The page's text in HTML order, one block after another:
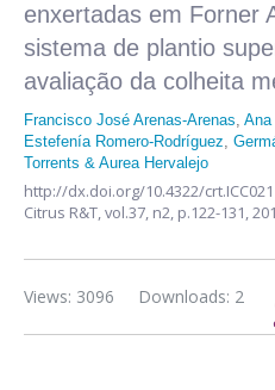
enxertadas em Forner
sistema de plantio
avaliação da colheita
Francisco José Arenas-Arenas, Ana
Estefenía Romero-Rodríguez,
Torrents & Aurea Hervalejo
http://dx.doi.org/10.4322/crt.ICC021
Citrus R&T,vol.37, n2, p.122-131,
Downloads: 2
Views: 3096